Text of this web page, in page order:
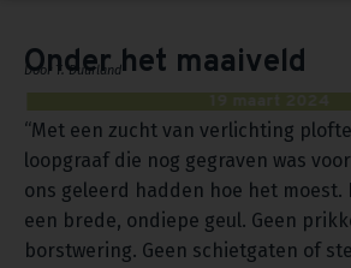
19 maart 2024
Onder het maaiveld
Door T. Duurland
“Met een zucht van verlichting
loopgraaf die nog gegraven was
ons geleerd hadden hoe het moest.
een brede, ondiepe geul. Geen
borstwering. Geen schietgaten of